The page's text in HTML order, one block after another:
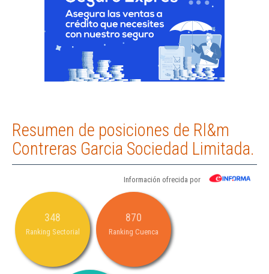
Resumen de posiciones de Rl&m
Contreras Garcia Sociedad Limitada.
Información ofrecida por
348
Ranking Sectorial
870
Ranking Cuenca